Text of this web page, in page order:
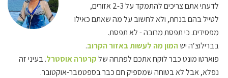
לדעתי אתם צריכים להתמקד על 2-3 אזורים,
לטייל בהם בנחת, ולא לחשוב על מה שאתם כאילו
מפסידים. כי תפסת מרובה - לא תפסת.
בברילוצ′ה ישהמון מה לעשות באזור הקרוב.
פוארטו מונט כבר לוקח אתכם לפתחה שלקרטרה אוסטרל. בעיני זה
נפלא, אבל לא בטוחה שמספיק חם כבר בספטמבר-אוקטובר.